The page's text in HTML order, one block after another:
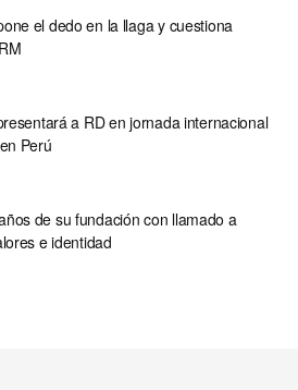
el dedo en la llaga y cuestiona
a RD en jornada internacional
Perú
de su fundación con llamado a
e identidad